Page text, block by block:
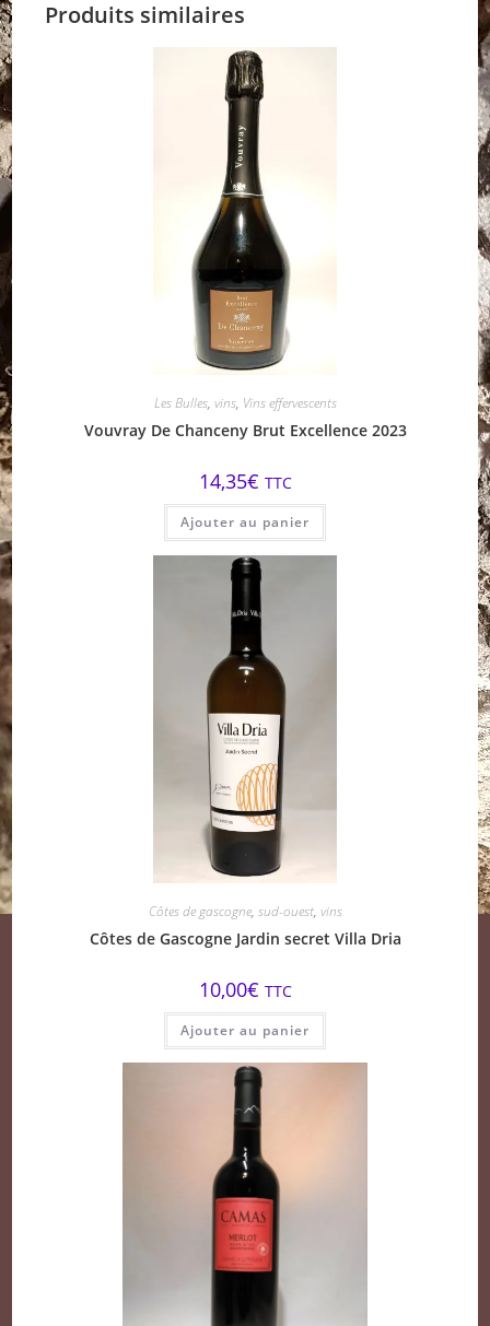
Produits similaires
Les Bulles, vins, Vins effervescents
Vouvray De Chanceny Brut Excellence 2023
14,35€ TTC
Ajouter au panier
Côtes de gascogne, sud-ouest, vins
Côtes de Gascogne Jardin secret Villa Dria
10,00€ TTC
Ajouter au panier